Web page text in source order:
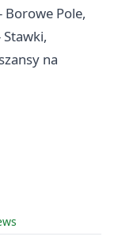
Borowe Pole,
Stawki,
na